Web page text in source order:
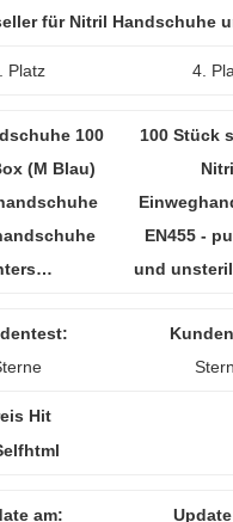
für Nitril Handschuhe
Platz 4.
100
(M Blau)
100 Stück
EN455 -
und
Hit
am: